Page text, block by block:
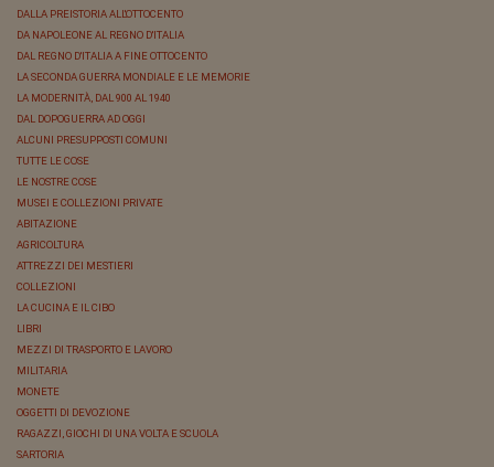
DALLA PREISTORIA ALL'OTTOCENTO
DA NAPOLEONE AL REGNO D'ITALIA
DAL REGNO D'ITALIA A FINE OTTOCENTO
LA SECONDA GUERRA MONDIALE E LE MEMORIE
LA MODERNITÀ, DAL 900 AL 1940
DAL DOPOGUERRA AD OGGI
ALCUNI PRESUPPOSTI COMUNI
TUTTE LE COSE
LE NOSTRE COSE
MUSEI E COLLEZIONI PRIVATE
ABITAZIONE
AGRICOLTURA
ATTREZZI DEI MESTIERI
COLLEZIONI
LA CUCINA E IL CIBO
LIBRI
MEZZI DI TRASPORTO E LAVORO
MILITARIA
MONETE
OGGETTI DI DEVOZIONE
RAGAZZI, GIOCHI DI UNA VOLTA E SCUOLA
SARTORIA